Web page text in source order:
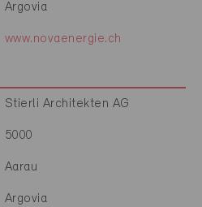
Argovia
www.novaenergie.ch
Stierli Architekten AG
5000
Aarau
Argovia